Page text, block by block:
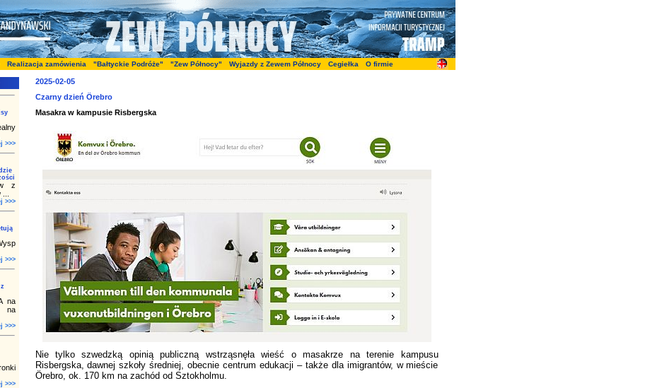
Realizacja zamówienia "Bałtyckie Podróże" "Zew Północy" Wyjazdy z Zewem Północy Cegiełka O firmie
>>>
z
>>>
>>>
na
na
>>>
>>>
2025-02-05
Czarny dzień Örebro
Masakra w kampusie Risbergska
Nie tylko szwedzką opinią publiczną wstrząsnęła wieść o masakrze na terenie kampusu
Risbergska, dawnej szkoły średniej, obecnie centrum edukacji – także dla imigrantów, w mieście
Örebro, ok. 170 km na zachód od Sztokholmu.